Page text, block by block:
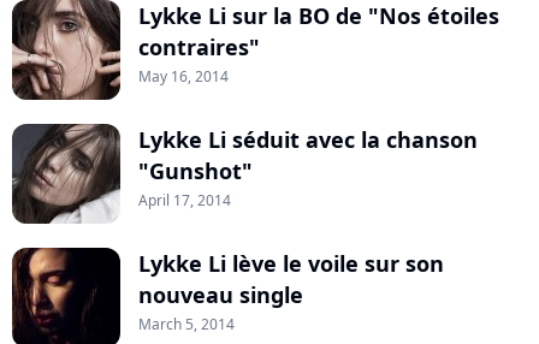
Lykke Li sur la BO de "Nos étoiles
contraires"
May 16, 2014
Lykke Li séduit avec la chanson
"Gunshot"
April 17, 2014
Lykke Li lève le voile sur son
nouveau single
March 5, 2014